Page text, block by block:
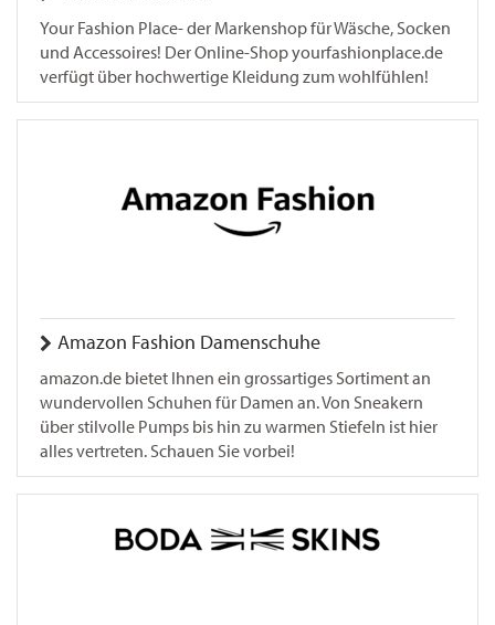
Your Fashion Place- der Markenshop für Wäsche, Socken
und Accessoires! Der Online-Shop yourfashionplace.de
verfügt über hochwertige Kleidung zum wohlfühlen!
Amazon Fashion Damenschuhe
amazon.de bietet Ihnen ein grossartiges Sortiment an
wundervollen Schuhen für Damen an. Von Sneakern
über stilvolle Pumps bis hin zu warmen Stiefeln ist hier
alles vertreten. Schauen Sie vorbei!